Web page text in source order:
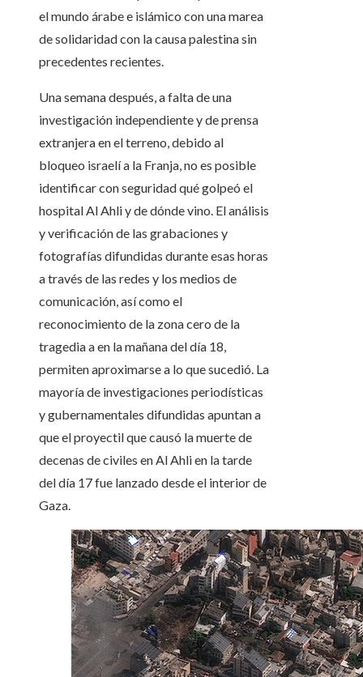
el mundo árabe e islámico con una marea
de solidaridad con la causa palestina sin
precedentes recientes.
Una semana después, a falta de una
investigación independiente y de prensa
extranjera en el terreno, debido al
bloqueo israelí a la Franja, no es posible
identificar con seguridad qué golpeó el
hospital Al Ahli y de dónde vino. El análisis
y verificación de las grabaciones y
fotografías difundidas durante esas horas
a través de las redes y los medios de
comunicación, así como el
reconocimiento de la zona cero de la
tragedia a en la mañana del día 18,
permiten aproximarse a lo que sucedió. La
mayoría de investigaciones periodísticas
y gubernamentales difundidas apuntan a
que el proyectil que causó la muerte de
decenas de civiles en Al Ahli en la tarde
del día 17 fue lanzado desde el interior de
Gaza.